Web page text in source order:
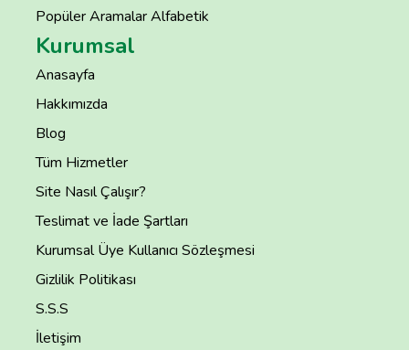
Popüler Aramalar Alfabetik
Kurumsal
Anasayfa
Hakkımızda
Blog
Tüm Hizmetler
Site Nasıl Çalışır?
Teslimat ve İade Şartları
Kurumsal Üye Kullanıcı Sözleşmesi
Gizlilik Politikası
S.S.S
İletişim